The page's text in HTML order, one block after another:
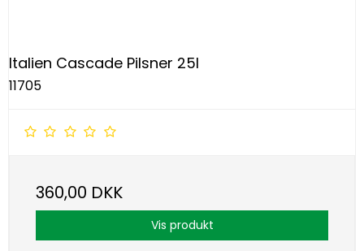
Italien Cascade Pilsner 25l
11705
360,00 DKK
Vis produkt